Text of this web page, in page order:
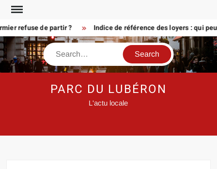
Skip
contentrefuse de partir ? Indice de référence des loyers : qui
Search
PARC DU LUBÉRON
L'actu locale